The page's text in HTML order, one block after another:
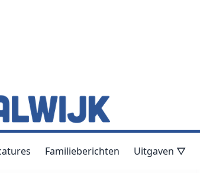
Familieberichten Uitgaven ▽